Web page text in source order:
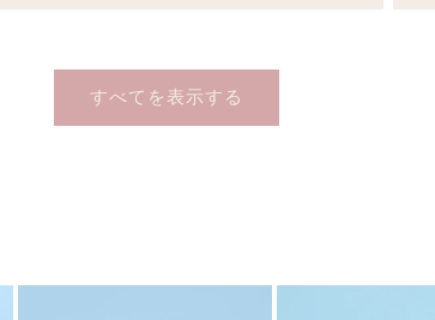
すべてを表示する